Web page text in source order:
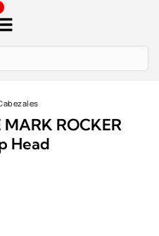
MARK ROCKER
Head